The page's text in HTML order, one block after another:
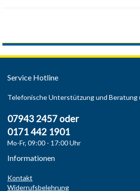
Service Hotline
Telefonische Unterstützung und Beratung
07943 2457 oder
0171 442 1901
Mo-Fr, 09:00 - 17:00 Uhr
Informationen
Kontakt
Widerrufsbelehrung